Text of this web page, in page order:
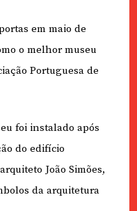
em maio de
o melhor museu
Portuguesa de
foi instalado após
do edifício
João Simões,
da arquitetura